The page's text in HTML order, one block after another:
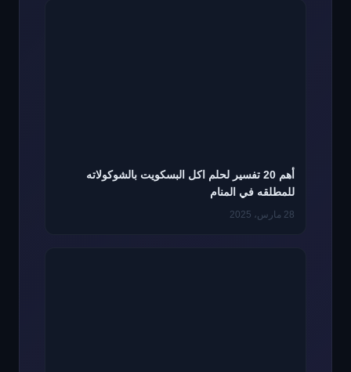
أهم 20 تفسير لحلم اكل البسكويت بالشوكولاته
للمطلقه في المنام
28 مارس، 2025